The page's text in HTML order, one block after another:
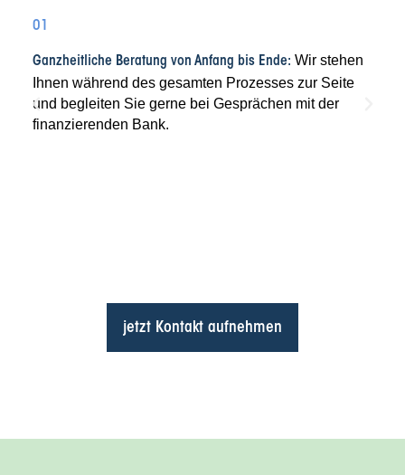
01
Ganzheitliche Beratung von Anfang bis Ende: Wir stehen
Ihnen während des gesamten Prozesses zur Seite
und begleiten Sie gerne bei Gesprächen mit der
finanzierenden Bank.
jetzt Kontakt aufnehmen